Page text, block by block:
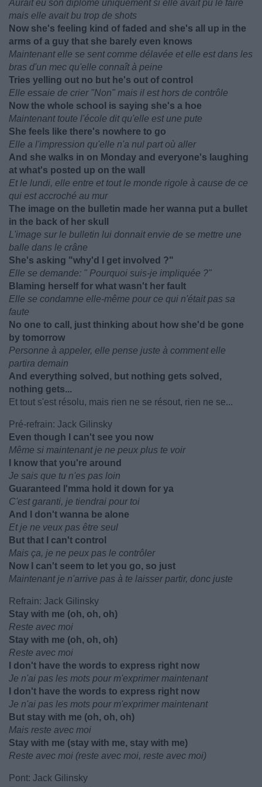
Aurait eu son diplôme uniquement si elle avait pu le faire
mais elle avait bu trop de shots
Now she's feeling kind of faded and she's all up in the
arms of a guy that she barely even knows
Maintenant elle se sent comme délavée et elle est dans les
bras d'un mec qu'elle connaît à peine
Tries yelling out no but he's out of control
Elle essaie de crier "Non" mais il est hors de contrôle
Now the whole school is saying she's a hoe
Maintenant toute l'école dit qu'elle est une pute
She feels like there's nowhere to go
Elle a l'impression qu'elle n'a nul part où aller
And she walks in on Monday and everyone's laughing
at what's posted up on the wall
Et le lundi, elle entre et tout le monde rigole à cause de ce
qui est accroché au mur
The image on the bulletin made her wanna put a bullet
in the back of her skull
L'image sur le bulletin lui donnait envie de se mettre une
balle dans le crâne
She's asking "why'd I get involved ?"
Elle se demande: " Pourquoi suis-je impliquée ?"
Blaming herself for what wasn't her fault
Elle se condamne elle-même pour ce qui n'était pas sa
faute
No one to call, just thinking about how she'd be gone
by tomorrow
Personne à appeler, elle pense juste à comment elle
partira demain
And everything solved, but nothing gets solved,
nothing gets...
Et tout s'est résolu, mais rien ne se résout, rien ne se...
Pré-refrain: Jack Gilinsky
Even though I can't see you now
Même si maintenant je ne peux plus te voir
I know that you're around
Je sais que tu n'es pas loin
Guaranteed I'mma hold it down for ya
C'est garanti, je tiendrai pour toi
And I don't wanna be alone
Et je ne veux pas être seul
But that I can't control
Mais ça, je ne peux pas le contrôler
Now I can't seem to let you go, so just
Maintenant je n'arrive pas à te laisser partir, donc juste
Refrain: Jack Gilinsky
Stay with me (oh, oh, oh)
Reste avec moi
Stay with me (oh, oh, oh)
Reste avec moi
I don't have the words to express right now
Je n'ai pas les mots pour m'exprimer maintenant
I don't have the words to express right now
Je n'ai pas les mots pour m'exprimer maintenant
But stay with me (oh, oh, oh)
Mais reste avec moi
Stay with me (stay with me, stay with me)
Reste avec moi (reste avec moi, reste avec moi)
Pont: Jack Gilinsky